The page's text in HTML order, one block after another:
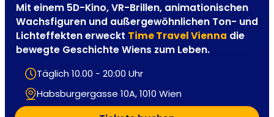
Mit einem 5D-Kino, VR-Brillen, animationischen
Wachsfiguren und außergewöhnlichen Ton- und
Lichteffekten erweckt Time Travel Vienna die
bewegte Geschichte Wiens zum Leben.
Täglich 10.00 - 20:00 Uhr
Habsburgergasse 10A, 1010 Wien